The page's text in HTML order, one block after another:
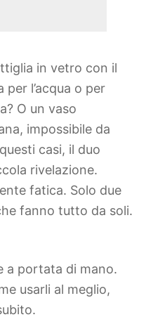
in vetro con il
l’acqua o per
O un vaso
impossibile da
casi, il duo
rivelazione.
fatica. Solo due
fanno tutto da soli.
a portata di mano.
usarli al meglio,